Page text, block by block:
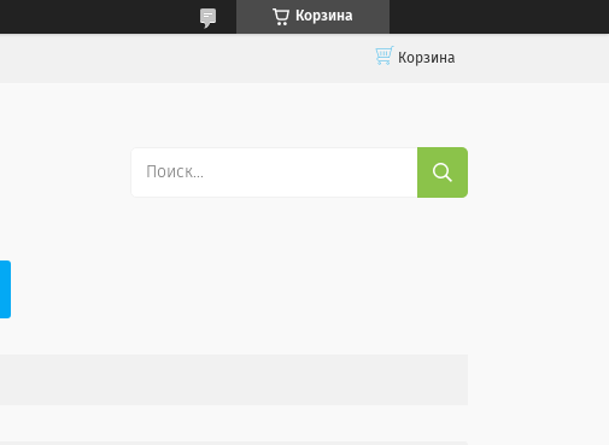
Корзина
Корзина